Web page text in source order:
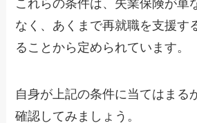
これらの条件は、失業保険が単
なく、あくまで再就職を支援す
ることから定められています。
自身が上記の条件に当てはまる
確認してみましょう。